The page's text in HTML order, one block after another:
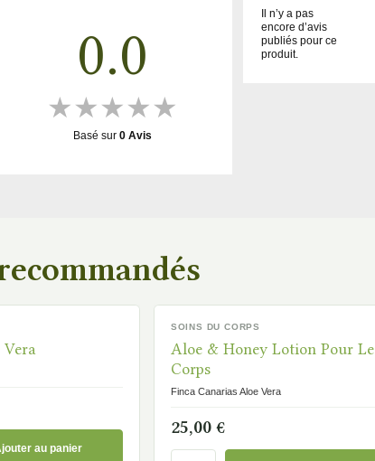
0.0
★★★★★
Basé sur 0 Avis
Il n’y a pas
encore d’avis
publiés pour ce
produit.
Vera
au panier
DISPONIBLE
SOINS DU CORPS
Aloe & Honey Lotion Pour Le
Corps
Finca Canarias Aloe Vera
25,00 €